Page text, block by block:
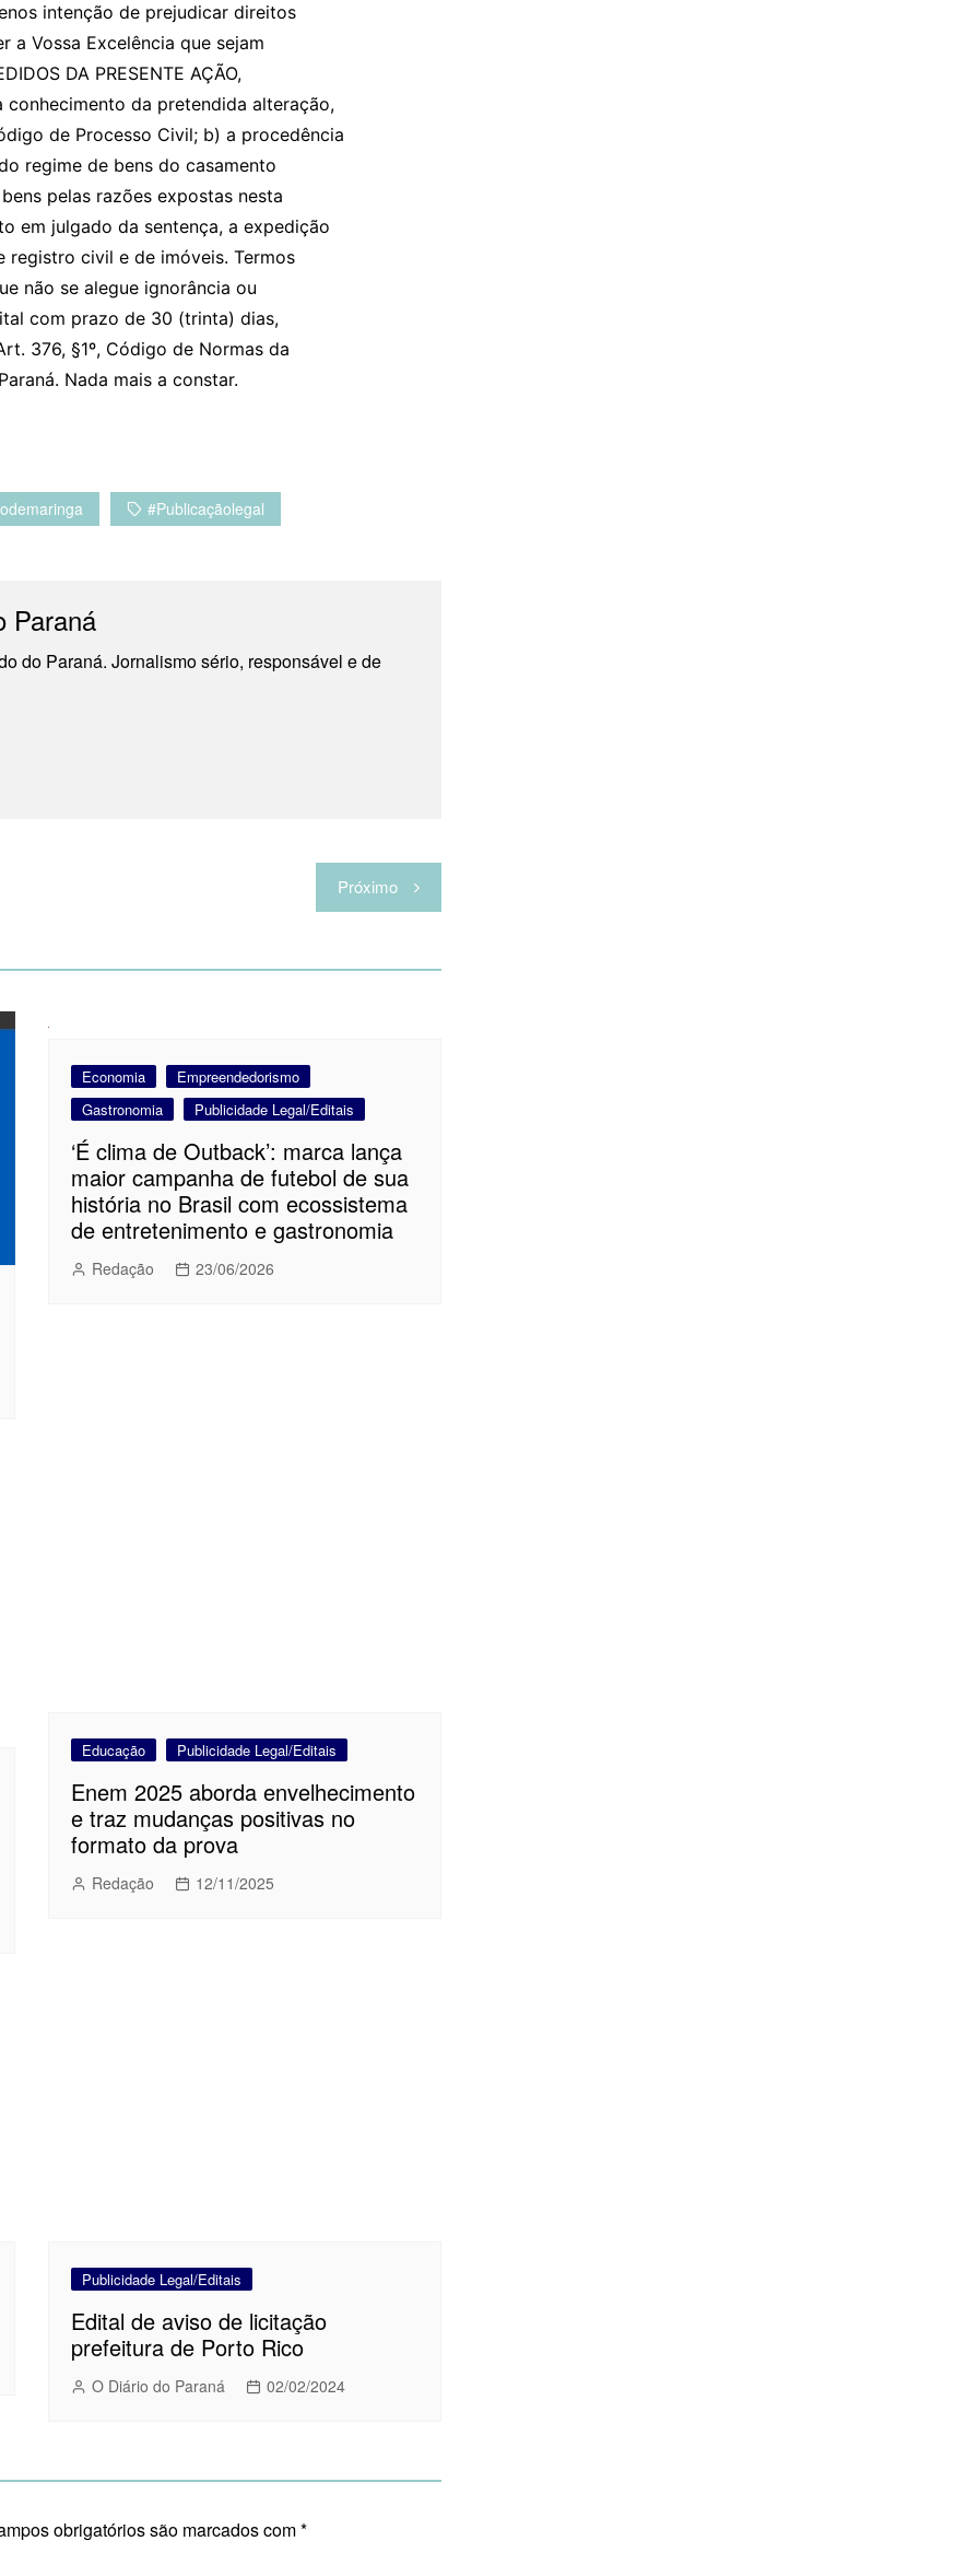
intenção de prejudicar direitos
a Vossa Excelência que sejam
DA PRESENTE AÇÃO,
da pretendida alteração,
de Processo Civil; b) a procedência
regime de bens do casamento
pelas razões expostas nesta
em julgado da sentença, a expedição
civil e de imóveis. Termos
não se alegue ignorância ou
com prazo de 30 (trinta) dias,
376, §1º, Código de Normas da
Nada mais a constar.
#publicaçãolegal
Paraná
do Paraná. Jornalismo sério, responsável e de
Próximo
Economia
Empreendedorismo
Gastronomia
Publicidade Legal/Editais
‘É clima de Outback’: marca lança
maior campanha de futebol de sua
história no Brasil com ecossistema
de entretenimento e gastronomia
Redação 23/06/2026
Educação Publicidade Legal/Editais
Enem 2025 aborda envelhecimento
e traz mudanças positivas no
formato da prova
Redação 12/11/2025
Publicidade Legal/Editais
Edital de aviso de licitação
prefeitura de Porto Rico
O Diário do Paraná 02/02/2024
obrigatórios são marcados com*